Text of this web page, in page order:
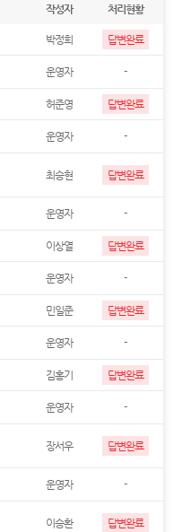
작성자 처리현황
박정희 답변완료
운영자 -
허준영 답변완료
운영자 -
최승현 답변완료
운영자 -
이상열 답변완료
운영자 -
민일준 답변완료
운영자 -
김홍기 답변완료
운영자 -
장서우 답변완료
운영자 -
이승환 답변완료